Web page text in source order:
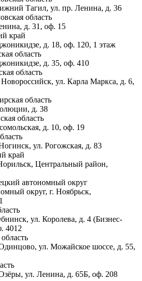
Тагил, ул. пр. Ленина, д. 36
область
д. 31, оф. 15
край
д. 18, оф. 120, 1 этаж
область
д. 35, оф. 410
область
ул. Карла Маркса, д. 6,
область
д. 38
область
д. 10, оф. 19
ул. Рогожская, д. 83
край
Центральный район,
автономный округ
округ, г. Ноябрьск,
ул. Королева, д. 4 (Бизнес-
4012
ул. Можайское шоссе, д. 55,
ул. Ленина, д. 65Б, оф. 208